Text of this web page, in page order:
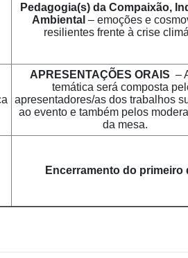
Pedagogia(s) da Compaixão,
Ambiental – emoções e
resilientes frente à crise
APRESENTAÇÕES ORAIS –
temática será composta
apresentadores/as dos trabalhos
ao evento e também pelos
da mesa.
Encerramento do primeiro